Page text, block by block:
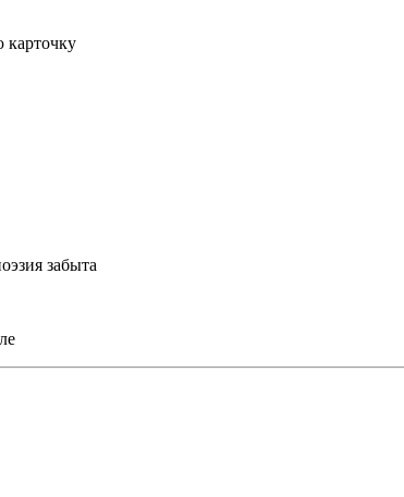
карточку
забыта